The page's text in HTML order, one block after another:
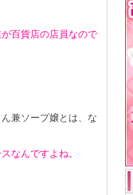
百貨店の店員なので
兼ソープ嬢とは、な
なんですよね。